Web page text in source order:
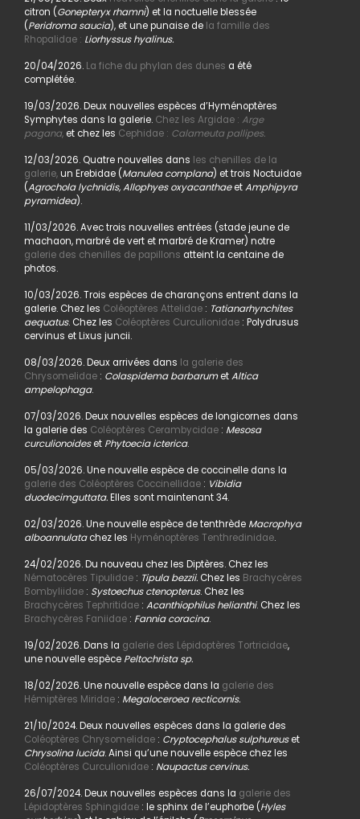
citron (Gonepteryx rhamni) et la noctuelle blessée
(Peridroma saucia), et une punaise dela famille des
Rhopalidae : Liorhyssus hyalinus.
20/04/2026. La fiche du phylan des dunes a été
complétée.
19/03/2026. Deux nouvelles espèces d’Hyménoptères
Symphytes dans la galerie. Chez les Argidae : Arge
pagana,et chez les Cephidae : Calameuta pallipes.
12/03/2026. Quatre nouvelles dans les chenilles de la
galerie,un Erebidae (Manulea complana) et trois Noctuidae
(Agrochola lychnidis, Allophyes oxyacanthaeetAmphipyra
pyramidea).
11/03/2026. Avec trois nouvelles entrées (stade jeune de
machaon, marbré de vert et marbré de Kramer) notre
galerie des chenilles de papillons atteint la centaine de
photos.
10/03/2026. Trois espèces de charançons entrent dans la
galerie. Chez les Coléoptères Attelidae: Tatianarhynchites
aequatus. Chez les Coléoptères Curculionidae: Polydrusus
cervinus et Lixus juncii.
08/03/2026. Deux arrivées dans la galerie des
Chrysomelidae: Colaspidema barbarumetAltica
ampelophaga.
07/03/2026. Deux nouvelles espèces de longicornes dans
la galerie des Coléoptères Cerambycidae: Mesosa
curculionoideset Phytoecia icterica.
05/03/2026. Une nouvelle espèce de coccinelle dans la
galerie des Coléoptères Coccinellidae: Vibidia
duodecimguttata.Elles sont maintenant 34.
02/03/2026. Une nouvelle espèce de tenthrède Macrophya
alboannulatachez les Hyménoptères Tenthredinidae.
24/02/2026. Du nouveau chez les Diptères. Chez les
Nématocères Tipulidae: Tipula bezzii. Chez les Brachycères
Bombyliidae: Systoechus ctenopterus. Chez les
Brachycères Tephritidae: Acanthiophilus helianthi. Chez les
Brachycères Faniidae: Fannia coracina.
19/02/2026. Dans la galerie des Lépidoptères Tortricidae,
une nouvelle espèce Peltochrista sp.
18/02/2026. Une nouvelle espèce dans la galerie des
Hémiptères Miridae: Megaloceroea recticornis.
21/10/2024. Deux nouvelles espèces dans la galerie des
Coléoptères Chrysomelidae: Cryptocephalus sulphureuset
Chrysolina lucida. Ainsi qu’une nouvelle espèce chez les
Coléoptères Curculionidae : Naupactus cervinus.
26/07/2024. Deux nouvelles espèces dans la galerie des
Lépidoptères Sphingidae: le sphinx de l’euphorbe (Hyles